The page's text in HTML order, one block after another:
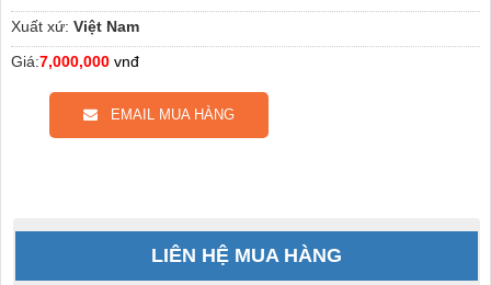
Xuất xứ: Việt Nam
Giá:7,000,000 vnđ
EMAIL MUA HÀNG
LIÊN HỆ MUA HÀNG